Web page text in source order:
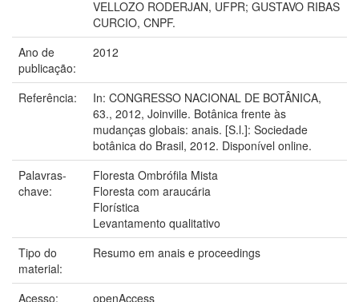
VELLOZO RODERJAN, UFPR; GUSTAVO RIBAS
CURCIO, CNPF.
Ano de
publicação:
2012
Referência:
In: CONGRESSO NACIONAL DE BOTÂNICA,
63., 2012, Joinville. Botânica frente às
mudanças globais: anais. [S.l.]: Sociedade
botânica do Brasil, 2012. Disponível online.
Palavras-
chave:
Floresta Ombrófila Mista
Floresta com araucária
Florística
Levantamento qualitativo
Tipo do
material:
Resumo em anais e proceedings
Acesso:
openAccess